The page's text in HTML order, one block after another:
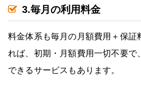
3.毎月の利用料金
料金体系も毎月の月額費用＋保証
れば、初期・月額費用一切不要で
できるサービスもあります。